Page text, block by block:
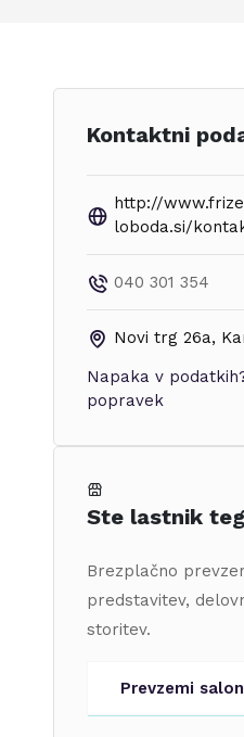
Kontaktni
http://
loboda.si/
040 301 354
Novi trg 26a,
Napaka v
popravek
Ste lastnik
Brezplačno
predstavitev,
storitev.
Prevzemi salon